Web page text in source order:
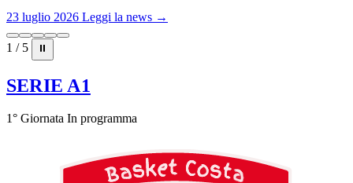
23 luglio 2026 Leggi la news →
1 / 5 ⏸
SERIE A1
1° Giornata In programma